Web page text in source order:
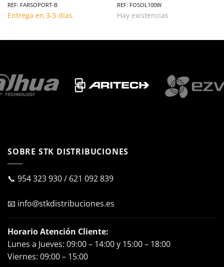
REF: FARSOPORT-B
Entrega en 3-5 días.
REF: FOSOL100W
Hay existencias
SOBRE STK DISTRIBUCIONES
📞 954 323 930/ 621 092 839
📧 info@stkdistribuciones.es
Horario Atención Cliente:
Lunes a Jueves: 09:00 – 14:00 y 15:00 – 18:00
Viernes: 09:00 – 15:00